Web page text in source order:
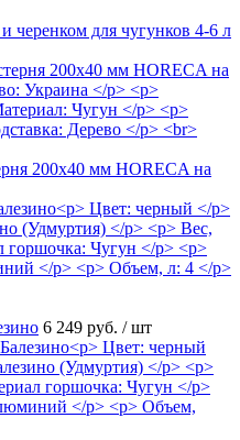
черенком для чугунков 4-6 л
200х40 мм HORECA на
6 249 руб. / шт